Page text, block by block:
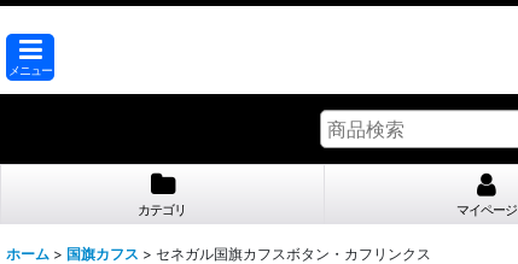
メニュー
カテゴリ マイページ
ホーム > 国旗カフス > セネガル国旗カフスボタン・カフリンクス